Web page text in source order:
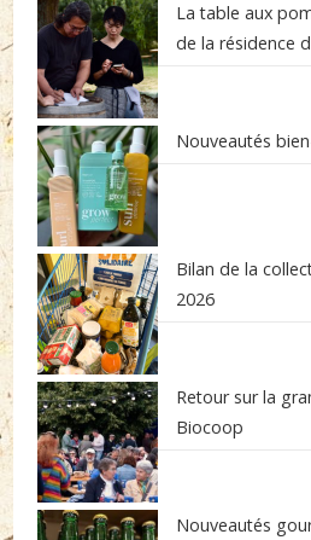
La table aux
de la résidence
Nouveautés
Bilan de la
2026
Retour sur la
Biocoop
Nouveautés